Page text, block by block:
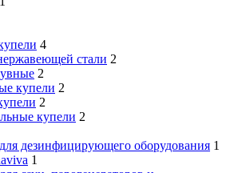
4
стали 2
2
купели 2
2
купели 2
дезинфицирующего оборудования 1
1